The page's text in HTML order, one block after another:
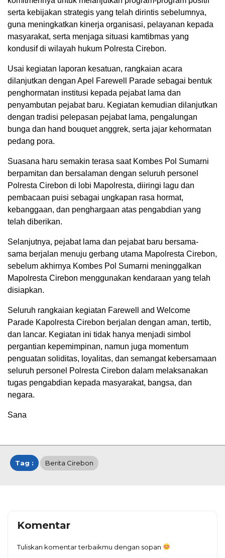
serta kebijakan strategis yang telah dirintis sebelumnya,
guna meningkatkan kinerja organisasi, pelayanan kepada
masyarakat, serta menjaga situasi kamtibmas yang
kondusif di wilayah hukum Polresta Cirebon.
Usai kegiatan laporan kesatuan, rangkaian acara
dilanjutkan dengan Apel Farewell Parade sebagai bentuk
penghormatan institusi kepada pejabat lama dan
penyambutan pejabat baru. Kegiatan kemudian dilanjutkan
dengan tradisi pelepasan pejabat lama, pengalungan
bunga dan hand bouquet anggrek, serta jajar kehormatan
pedang pora.
Suasana haru semakin terasa saat Kombes Pol Sumarni
berpamitan dan bersalaman dengan seluruh personel
Polresta Cirebon di lobi Mapolresta, diiringi lagu dan
pembacaan puisi sebagai ungkapan rasa hormat,
kebanggaan, dan penghargaan atas pengabdian yang
telah diberikan.
Selanjutnya, pejabat lama dan pejabat baru bersama-
sama berjalan menuju gerbang utama Mapolresta Cirebon,
sebelum akhirnya Kombes Pol Sumarni meninggalkan
Mapolresta Cirebon menggunakan kendaraan yang telah
disiapkan.
Seluruh rangkaian kegiatan Farewell and Welcome
Parade Kapolresta Cirebon berjalan dengan aman, tertib,
dan lancar. Kegiatan ini tidak hanya menjadi simbol
pergantian kepemimpinan, namun juga momentum
penguatan soliditas, loyalitas, dan semangat kebersamaan
seluruh personel Polresta Cirebon dalam melaksanakan
tugas pengabdian kepada masyarakat, bangsa, dan
negara.
Sana
Tag : Berita Cirebon
Komentar
Tuliskan komentar terbaikmu dengan sopan